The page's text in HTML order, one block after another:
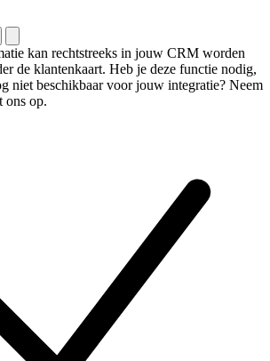
kan rechtstreeks in jouw CRM worden
de klantenkaart. Heb je deze functie nodig,
niet beschikbaar voor jouw integratie? Neem
ons op.